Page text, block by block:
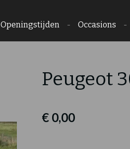
Openingstijden Occasions
Peugeot
€ 0,00